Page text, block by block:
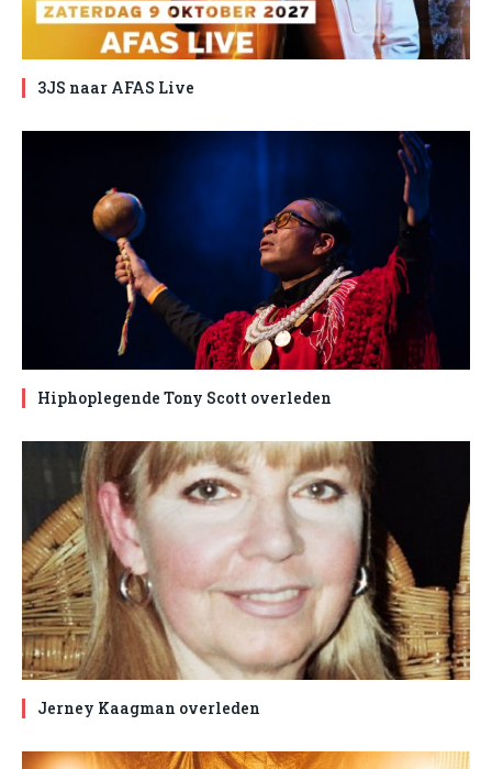
3JS naar AFAS Live
Hiphoplegende Tony Scott overleden
Jerney Kaagman overleden